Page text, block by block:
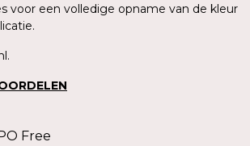
voor een volledige opname van de kleur
Free